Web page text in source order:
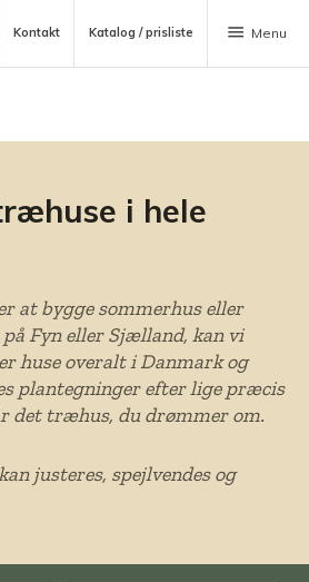
Kontakt Katalog / prisliste menu Menu
i hele
at bygge sommerhus eller
Fyn eller Sjælland, kan vi
huse overalt i Danmark og
plantegninger efter lige præcis
det træhus, du drømmer om.
justeres, spejlvendes og